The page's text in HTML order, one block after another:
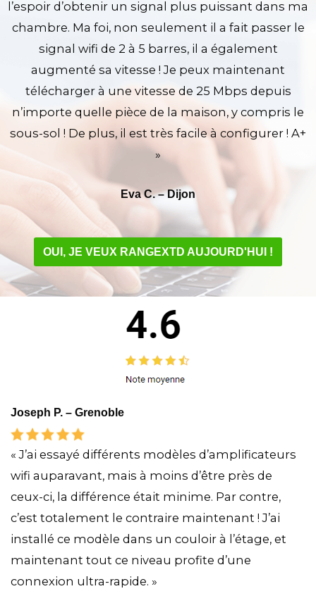
l’espoir d’obtenir un signal plus puissant dans ma
chambre. Ma foi, non seulement il a fait passer le
signal wifi de 2 à 5 barres, il a également
augmenté sa vitesse ! Je peux maintenant
télécharger à une vitesse de 25 Mbps depuis
n’importe quelle pièce de la maison, y compris le
sous-sol ! De plus, il est très facile à configurer ! A+
»
Eva C. – Dijon
OUI, JE VEUX RANGEXTD AUJOURD'HUI !
Joseph P. – Grenoble
« J’ai essayé différents modèles d’amplificateurs
wifi auparavant, mais à moins d’être près de
ceux-ci, la différence était minime. Par contre,
c’est totalement le contraire maintenant ! J’ai
installé ce modèle dans un couloir à l’étage, et
maintenant tout ce niveau profite d’une
connexion ultra-rapide. »